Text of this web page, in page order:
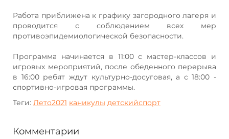
Работа приближена к графику загородного лагеря и
проводится с соблюдением всех мер
противоэпидемиологической безопасности.
Программа начинается в 11:00 с мастер-классов и
игровых мероприятий, после обеденного перерыва
в 16:00 ребят ждут культурно-досуговая, а с 18:00 -
спортивно-игровая программы.
Теги: Лето2021 каникулы детскийспорт
Комментарии